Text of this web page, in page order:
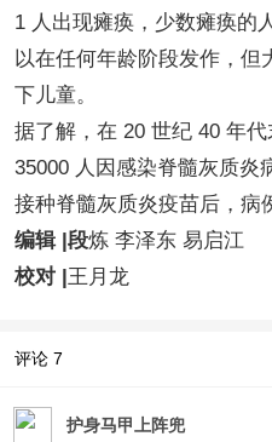
1 人出现瘫痪，少数瘫痪的
以在任何年龄阶段发作，但
下儿童。
据了解，在 20 世纪 40 年
35000 人因感染脊髓灰质炎
接种脊髓灰质炎疫苗后，病
编辑 |段炼 李泽东 易启江
校对 |王月龙
评论 7
护身马甲上阵兜